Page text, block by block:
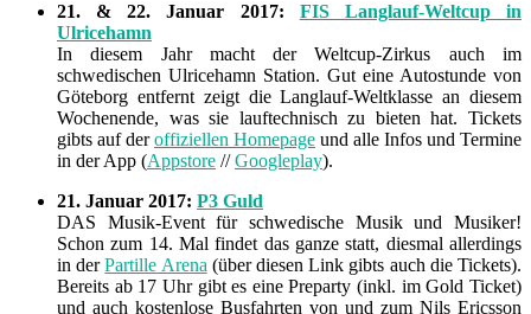
21. & 22. Januar 2017: FIS Langlauf-Weltcup in
Ulricehamn
In diesem Jahr macht der Weltcup-Zirkus auch im
schwedischen Ulricehamn Station. Gut eine Autostunde von
Göteborg entfernt zeigt die Langlauf-Weltklasse an diesem
Wochenende, was sie lauftechnisch zu bieten hat. Tickets
gibts auf deroffiziellen Homepage und alle Infos und Termine
in der App (Appstore //Googleplay).
21. Januar 2017: P3 Guld
DAS Musik-Event für schwedische Musik und Musiker!
Schon zum 14. Mal findet das ganze statt, diesmal allerdings
in derPartille Arena(über diesen Link gibts auch die Tickets).
Bereits ab 17 Uhr gibt es eine Preparty (inkl. im Gold Ticket)
und auch kostenlose Busfahrten von und zum Nils Ericsson